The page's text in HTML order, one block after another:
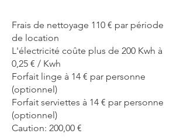
Frais de nettoyage 110 € par période
de location
L'électricité coûte plus de 200 Kwh à
0,25 € / Kwh
Forfait linge à 14 € par personne
(optionnel)
Forfait serviettes à 14 € par personne
(optionnel)
Caution: 200,00 €